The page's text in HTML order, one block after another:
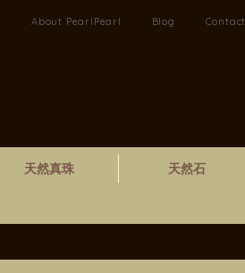
About PearlPearl Blog Contact
天然真珠 天然石